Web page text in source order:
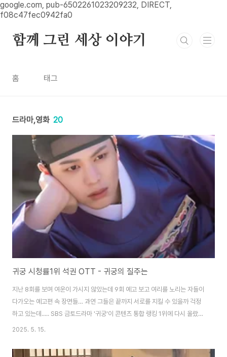
google.com, pub-6502261023209232, DIRECT,
f08c47fec0942fa0
본문 바로가기
함께 그린 세상 이야기
홈 태그
드라마,영화 20
귀궁 시청률1위 석권 OTT - 귀궁의 질주는
지난 8회를 보며 여운이 가시지 않았는데 9회 예고 보고 여리를 노리는 자들이
다가오는 예고편 속 장면들… 과연 그들은 끝까지 서로를 지킬 수 있을까 걱정
하고 있는데..... SBS 금토드라마 '귀궁'이 콘텐츠 통합 랭킹 1위에 다시 올랐다
는 소식이 들려왔지요 한 주간 수많은 작품들이 쏟아지는 가운데, '귀궁'은 다시
난 7화에서는 육성재 배우가 연기한 ‘강철’이 김지연 배우의 ‘여리’를 지키기 위
2025. 5. 15.